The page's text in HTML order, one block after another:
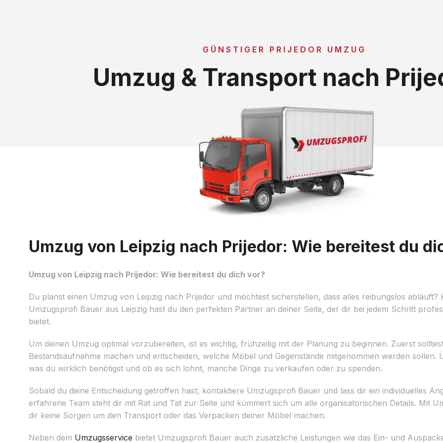
GÜNSTIGER PRIJEDOR UMZUG
Umzug & Transport nach
Umzug von Leipzig nach Prijedor: Wie bereitest du
Umzug von Leipzig nach Prijedor: Wie bereitest du dich vor?
Du planst einen Umzug von Leipzig nach Prijedor und möchtest sicherstellen, dass alles reibungslos abläuft?
Umzugsprofi Bauer aus Leipzig hast du den perfekten Partner an deiner Seite, der dir bei jedem Schritt
bietet.
Um deinen Umzug optimal vorzubereiten, ist es wichtig, frühzeitig mit der Planung zu beginnen. Zuerst
Bestandsaufnahme machen und entscheiden, welche Möbel und Gegenstände mitgenommen werden sollen.
was du wirklich benötigst und ob es sich lohnt, manche Dinge zu verkaufen oder zu spenden.
Sobald du deine Entscheidung getroffen hast, kontaktiere Umzugsprofi Bauer und lass dir ein individuelles
erfahrene Team steht dir mit Rat und Tat zur Seite und kümmert sich um alle organisatorischen Details. Mit
dir keine Sorgen um den Transport oder das Verpacken deiner Möbel machen.
Neben dem Umzugsservice bietet Umzugsprofi Bauer auch zusätzliche Leistungen wie das Ein- und